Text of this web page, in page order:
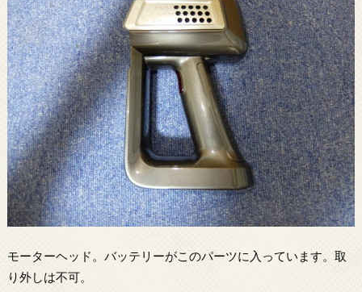
モーターヘッド。バッテリーがこのパーツに入っています。取
り外しは不可。